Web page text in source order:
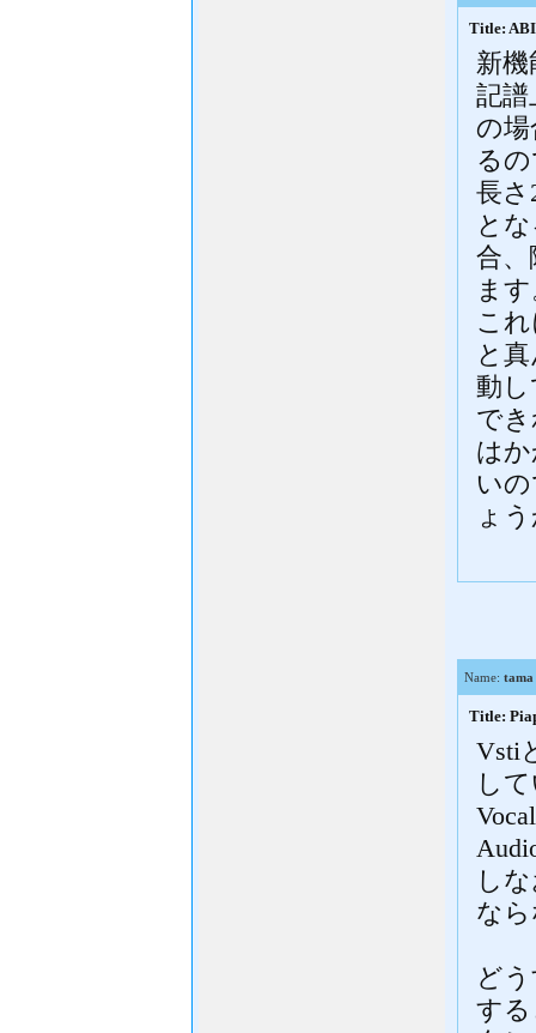
Title:
新
記
の場
る
長さ
と
合、
ま
こ
と
動
で
は
い
ょ
Name: tama
Title:
Vsti
し
し
な
ど
す